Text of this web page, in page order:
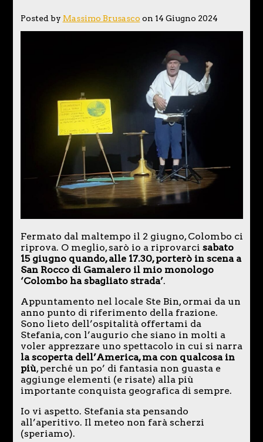
Posted by Massimo Brusasco on 14 Giugno 2024
Fermato dal maltempo il 2 giugno, Colombo ci
riprova. O meglio, sarò io a riprovarci sabato
15 giugno quando, alle 17.30, porterò in scena a
San Rocco di Gamalero il mio monologo
‘Colombo ha sbagliato strada’.
Appuntamento nel locale Ste Bin, ormai da un
anno punto di riferimento della frazione.
Sono lieto dell’ospitalità offertami da
Stefania, con l’augurio che siano in molti a
voler apprezzare uno spettacolo in cui si narra
la scoperta dell’America, ma con qualcosa in
più, perché un po’ di fantasia non guasta e
aggiunge elementi (e risate) alla più
importante conquista geografica di sempre.
Io vi aspetto. Stefania sta pensando
all’aperitivo. Il meteo non farà scherzi
(speriamo).